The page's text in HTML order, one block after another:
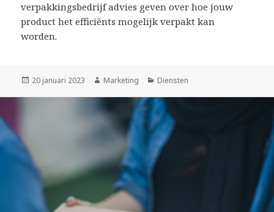
verpakkingsbedrijf advies geven over hoe jouw
product het efficiënts mogelijk verpakt kan
worden.
Geplaatst
20 januari 2023 Auteur
Marketing Categorieën
Diensten